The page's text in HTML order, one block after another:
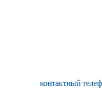
контактный